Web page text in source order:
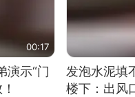
00:17
演示“门
发泡水泥填
楼下：出风